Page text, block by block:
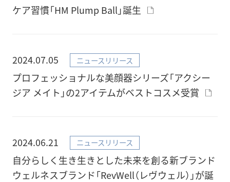
ケア習慣「HM Plump Ball」誕生
2024.07.05 ニュースリリース
プロフェッショナルな美顔器シリーズ「アクシー
ジア メイト」の2アイテムがベストコスメ受賞
2024.06.21 ニュースリリース
自分らしく生き生きとした未来を創る新ブランド
ウェルネスブランド「RevWell（レヴウェル）」が誕